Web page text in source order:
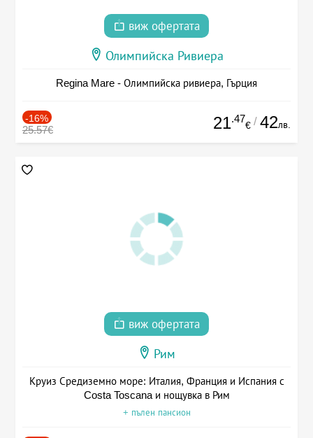
виж офертата
Олимпийска Ривиера
Regina Mare - Олимпийска ривиера, Гърция
-16%
25.57€ 21.47
€ / 42лв.
виж офертата
Рим
Круиз Средиземно море: Италия, Франция и Испания с
Costa Toscana и нощувка в Рим
+ пълен пансион